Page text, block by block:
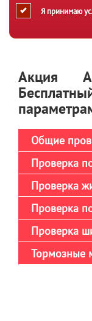
Я принимаю
Акция
Общие
Проверка
Проверка
Проверка
Проверка
Тормозные